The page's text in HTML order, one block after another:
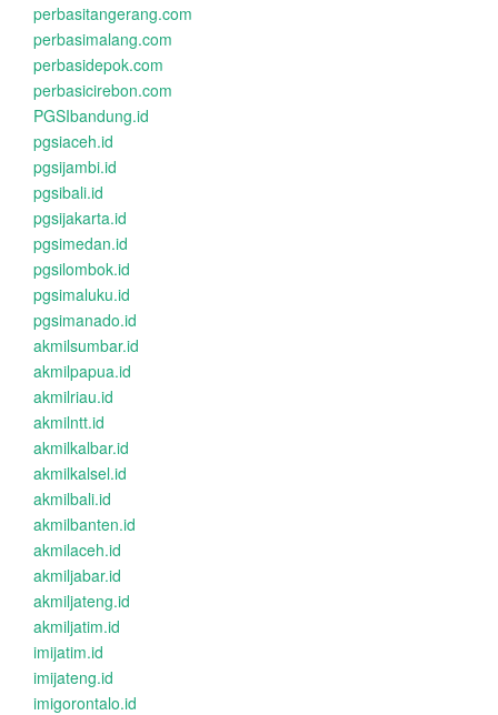
perbasitangerang.com
perbasimalang.com
perbasidepok.com
perbasicirebon.com
PGSIbandung.id
pgsiaceh.id
pgsijambi.id
pgsibali.id
pgsijakarta.id
pgsimedan.id
pgsilombok.id
pgsimaluku.id
pgsimanado.id
akmilsumbar.id
akmilpapua.id
akmilriau.id
akmilntt.id
akmilkalbar.id
akmilkalsel.id
akmilbali.id
akmilbanten.id
akmilaceh.id
akmiljabar.id
akmiljateng.id
akmiljatim.id
imijatim.id
imijateng.id
imigorontalo.id